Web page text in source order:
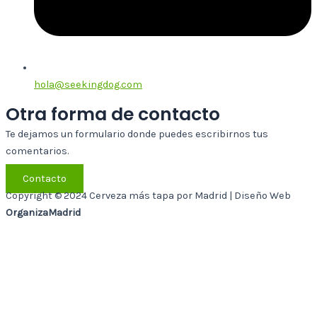
hola@seekingdog.com
Otra forma de contacto
Te dejamos un formulario donde puedes escribirnos tus
comentarios.
Contacto
Copyright © 2024 Cerveza más tapa por Madrid | Diseño Web
OrganizaMadrid